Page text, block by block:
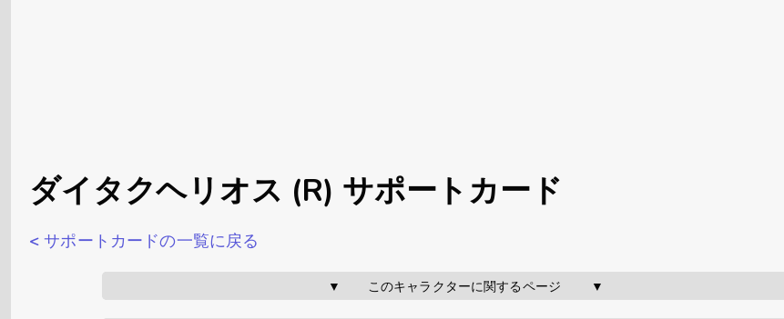
ダイタクヘリオス (R) サポートカード
< サポートカードの一覧に戻る
▼       このキャラクターに関するページ        ▼